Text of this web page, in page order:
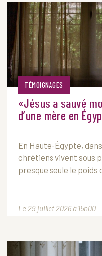
TÉMOIGNAGES
«Jésus a sauvé
d’une mère en
En Haute-Égypte,
chrétiens vivent sous
presque seule le poids
Le 29 juillet 2026 à 15h00